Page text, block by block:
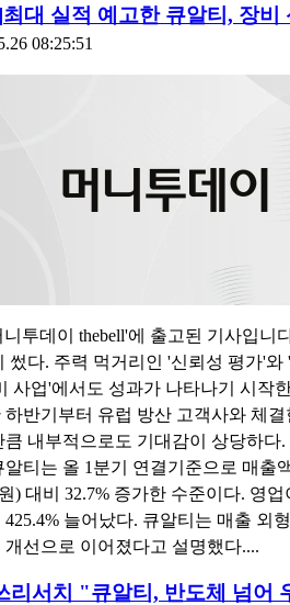
대 실적 예고한 큐알티, 장비
08:25:51
투데이 thebell'에 출고된 기사입니
썼다. 주력 먹거리인 '신뢰성 평가'
사업'에서도 성과가 나타나기 시작
하반기부터 유럽 방산 고객사와 체
큼 내부적으로도 기대감이 상당하다
알티는 올 1분기 연결기준으로 매출
) 대비 32.7% 증가한 수준이다. 영
425.4% 늘어났다. 큐알티는 매출 외
개선으로 이어졌다고 설명했다....
리서치 "큐알티, 반도체 넘어